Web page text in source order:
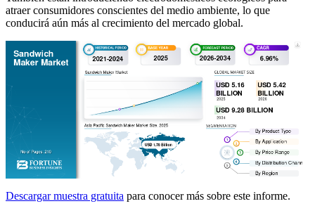
atraer consumidores conscientes del medio ambiente, lo que
conducirá aún más al crecimiento del mercado global.
Descargar muestra gratuita para conocer más sobre este informe.